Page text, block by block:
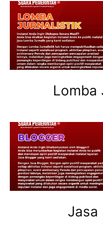
Lomba
Jasa